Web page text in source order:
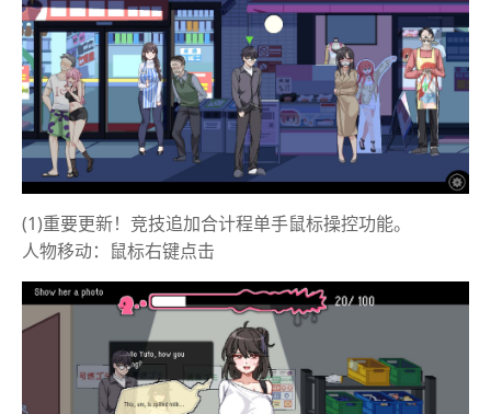
(1)重要更新！竞技追加合计程单手鼠标操控功能。
人物移动：鼠标右键点击